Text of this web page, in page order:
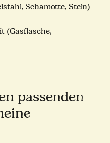
Schamotte, Stein)
(Gasflasche,
passenden